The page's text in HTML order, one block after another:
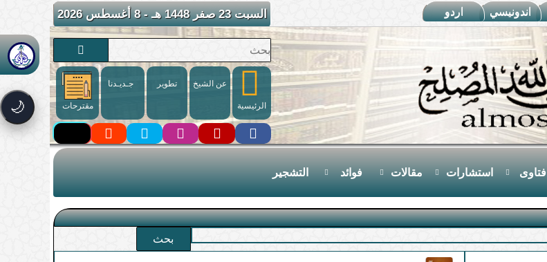
اندونيسي اردو السبت 23 صفر 1448 هـ - 8 أغسطس 2026
الرئيسية
عن الشيخ تطوير جـديـدنا
مقترحات 🌙
فتاوى استشارات مقالات فوائد التشجير
بحث